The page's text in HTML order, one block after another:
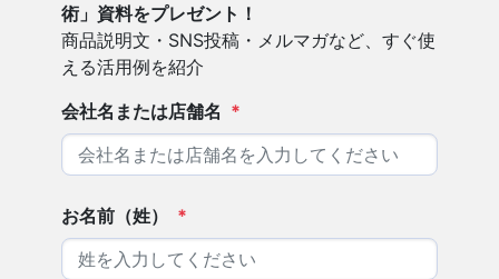
術」資料をプレゼント！
商品説明文・SNS投稿・メルマガなど、すぐ使
える活用例を紹介
会社名または店舗名 *
お名前（姓） *